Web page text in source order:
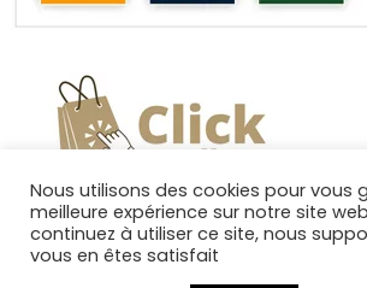
Nous utilisons des cookies pour vous
meilleure expérience sur notre site
continuez à utiliser ce site, nous
vous en êtes satisfait